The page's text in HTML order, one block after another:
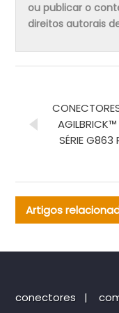
ou publicar o
direitos autorais
SÉRIE G863
Artigos
conectores |